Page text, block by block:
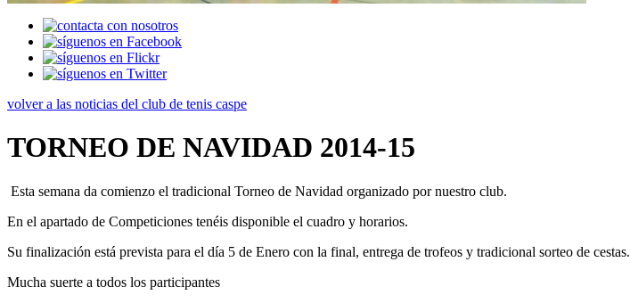
volver a las noticias del club de tenis caspe
TORNEO DE NAVIDAD 2014-15
Esta semana da comienzo el tradicional Torneo de Navidad organizado por nuestro club.
En el apartado de Competiciones tenéis disponible el cuadro y horarios.
Su finalización está prevista para el día 5 de Enero con la final, entrega de trofeos y tradicional sorteo de cestas.
Mucha suerte a todos los participantes